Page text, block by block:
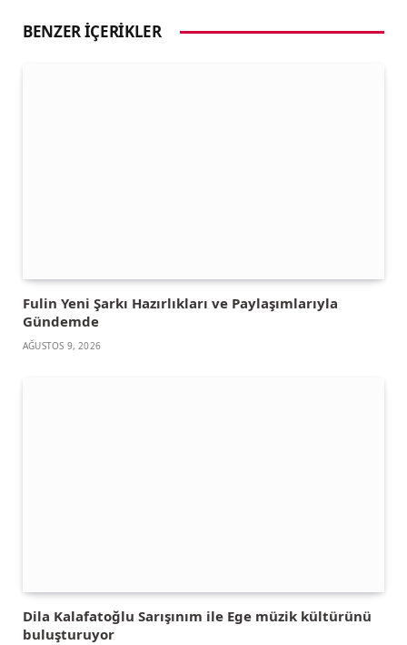
BENZER İÇERIKLER
Fulin Yeni Şarkı Hazırlıkları ve Paylaşımlarıyla
Gündemde
AĞUSTOS 9, 2026
Dila Kalafatoğlu Sarışınım ile Ege müzik kültürünü
buluşturuyor